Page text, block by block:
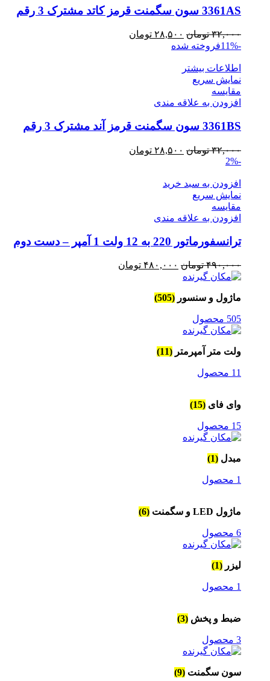
3361AS سون سگمنت قرمز کاتد مشترک 3 رقم
۳۲,۰۰۰ تومان قیمت
اصلی
۲۸,۵۰۰ تومان
-11% فروخته شده
اطلاعات بیشتر
نمایش سریع
مقايسه
افزودن به علاقه مندی
3361BS سون سگمنت قرمز آند مشترک 3 رقم
۳۲,۰۰۰ تومان قیمت
بود.
۲۸,۵۰۰ تومان
-2%
افزودن به سبد خرید
نمایش سریع
مقايسه
افزودن به علاقه مندی
ترانسفورماتور 220 به 12 ولت 1 آمپر – دست دوم
۴۹۰,۰۰۰ تومان قیمت
بود.
۴۸۰,۰۰۰ تومان
ماژول و سنسور (505)
505 محصول
ولت متر آمپرمتر (11)
11 محصول
وای فای (15)
15 محصول
مبدل (1)
1 محصول
ماژول LED و سگمنت (6)
6 محصول
لیزر (1)
1 محصول
ضبط و پخش (3)
3 محصول
سون سگمنت (9)